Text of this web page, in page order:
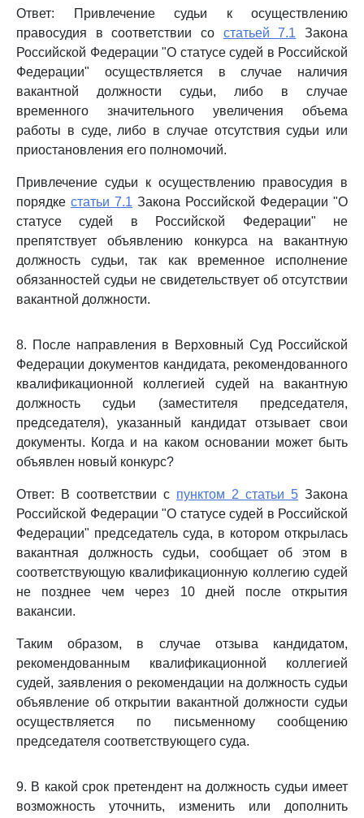
Ответ: Привлечение судьи к осуществлению
правосудия в соответствии со статьей 7.1 Закона
Российской Федерации "О статусе судей в Российской
Федерации" осуществляется в случае наличия
вакантной должности судьи, либо в случае
временного значительного увеличения объема
работы в суде, либо в случае отсутствия судьи или
приостановления его полномочий.
Привлечение судьи к осуществлению правосудия в
порядке статьи 7.1 Закона Российской Федерации "О
статусе судей в Российской Федерации" не
препятствует объявлению конкурса на вакантную
должность судьи, так как временное исполнение
обязанностей судьи не свидетельствует об отсутствии
вакантной должности.
8. После направления в Верховный Суд Российской
Федерации документов кандидата, рекомендованного
квалификационной коллегией судей на вакантную
должность судьи (заместителя председателя,
председателя), указанный кандидат отзывает свои
документы. Когда и на каком основании может быть
объявлен новый конкурс?
Ответ: В соответствии с пунктом 2 статьи 5 Закона
Российской Федерации "О статусе судей в Российской
Федерации" председатель суда, в котором открылась
вакантная должность судьи, сообщает об этом в
соответствующую квалификационную коллегию судей
не позднее чем через 10 дней после открытия
вакансии.
Таким образом, в случае отзыва кандидатом,
рекомендованным квалификационной коллегией
судей, заявления о рекомендации на должность судьи
объявление об открытии вакантной должности судьи
осуществляется по письменному сообщению
председателя соответствующего суда.
9. В какой срок претендент на должность судьи имеет
возможность уточнить, изменить или дополнить